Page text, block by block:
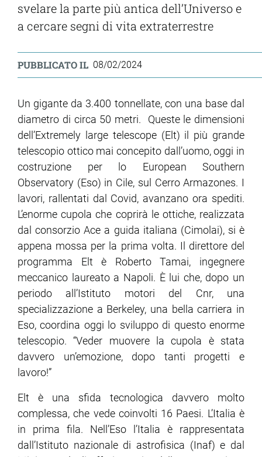
svelare la parte più antica dell’Universo e
a cercare segni di vita extraterrestre
PUBBLICATO IL 08/02/2024
Un gigante da 3.400 tonnellate, con una base dal
diametro di circa 50 metri. Queste le dimensioni
dell’Extremely large telescope (Elt) il più grande
telescopio ottico mai concepito dall’uomo, oggi in
costruzione per lo European Southern
Observatory (Eso) in Cile, sul Cerro Armazones. I
lavori, rallentati dal Covid, avanzano ora spediti.
L’enorme cupola che coprirà le ottiche, realizzata
dal consorzio Ace a guida italiana (Cimolai), si è
appena mossa per la prima volta. Il direttore del
programma Elt è Roberto Tamai, ingegnere
meccanico laureato a Napoli. È lui che, dopo un
periodo all’Istituto motori del Cnr, una
specializzazione a Berkeley, una bella carriera in
Eso, coordina oggi lo sviluppo di questo enorme
telescopio. “Veder muovere la cupola è stata
davvero un’emozione, dopo tanti progetti e
lavoro!”
Elt è una sfida tecnologica davvero molto
complessa, che vede coinvolti 16 Paesi. L’Italia è
in prima fila. Nell’Eso l’Italia è rappresentata
dall’Istituto nazionale di astrofisica (Inaf) e dal